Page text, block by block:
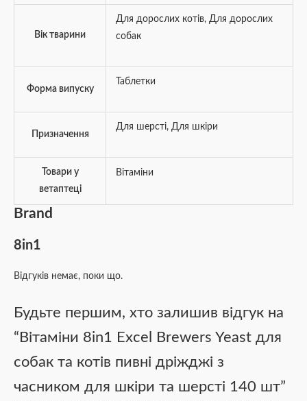
Вік тварини
Для дорослих котів, Для дорослих
собак
Форма випуску
Таблетки
Призначення
Для шерсті, Для шкіри
Товари у
ветаптеці
Вітаміни
Brand
8in1
Відгуків немає, поки що.
Будьте першим, хто залишив відгук на
“Вітаміни 8in1 Excel Brewers Yeast для
собак та котів пивні дріжджі з
часником для шкіри та шерсті 140 шт”